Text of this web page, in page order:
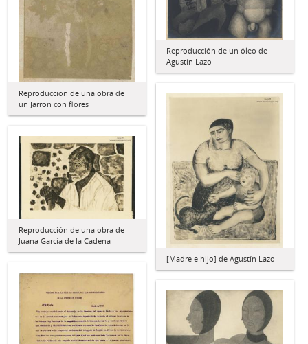
Reproducción de una obra de
un Jarrón con flores
Reproducción de un óleo de
Agustín Lazo
[Madre e hijo] de Agustín Lazo
Reproducción de una obra de
Juana García de la Cadena